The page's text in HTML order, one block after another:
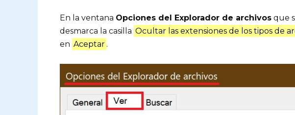
En la ventana Opciones del Explorador de archivos que
desmarca la casilla Ocultar las extensiones de los tipos de
en Aceptar .